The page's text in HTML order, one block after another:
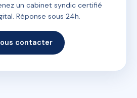
un cabinet syndic certifié
Réponse sous 24h.
contacter